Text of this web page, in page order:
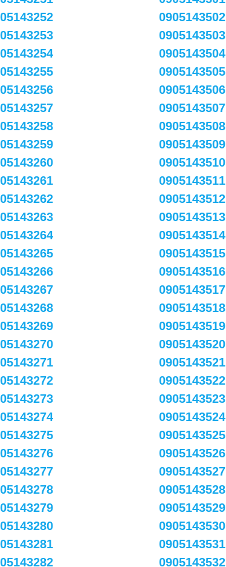
0905143502
0905143503
0905143504
0905143505
0905143506
0905143507
0905143508
0905143509
0905143510
0905143511
0905143512
0905143513
0905143514
0905143515
0905143516
0905143517
0905143518
0905143519
0905143520
0905143521
0905143522
0905143523
0905143524
0905143525
0905143526
0905143527
0905143528
0905143529
0905143530
0905143531
0905143532